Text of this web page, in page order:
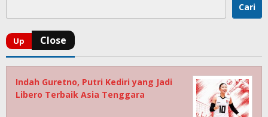
Cari
Indah Guretno, Putri Kediri yang Jadi
Libero Terbaik Asia Tenggara